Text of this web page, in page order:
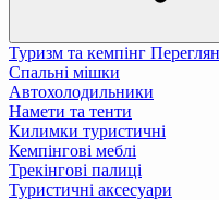
Туризм та кемпінг
Спальні мішки
Автохолодильники
Намети та тенти
Килимки туристичні
Кемпінгові меблі
Трекінгові палиці
Туристичні аксесуари